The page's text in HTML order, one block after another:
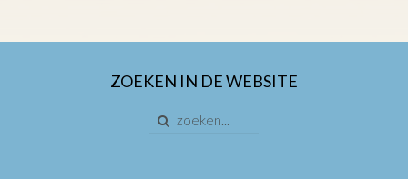
ZOEKEN IN DE WEBSITE